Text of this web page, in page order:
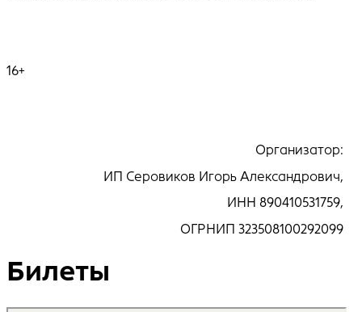
16+
Организатор:
ИП Серовиков Игорь Александрович,
ИНН 890410531759,
ОГРНИП 323508100292099
Билеты